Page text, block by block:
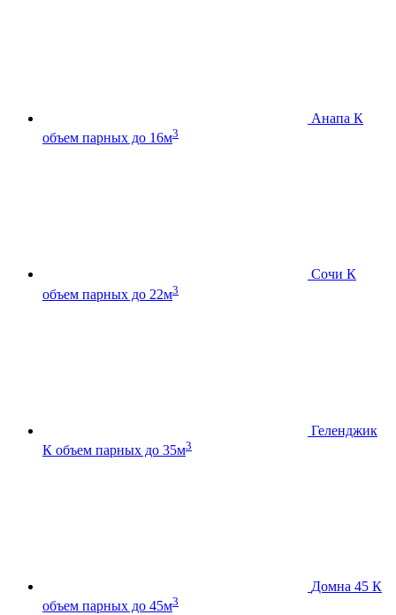
Анапа К
объем парных до 16м3
Сочи К
объем парных до 22м3
Геленджик
К объем парных до 35м3
Домна 45 К
объем парных до 45м3